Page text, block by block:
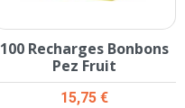
100 Recharges Bonbons
Pez Fruit
Prix
15,75 €